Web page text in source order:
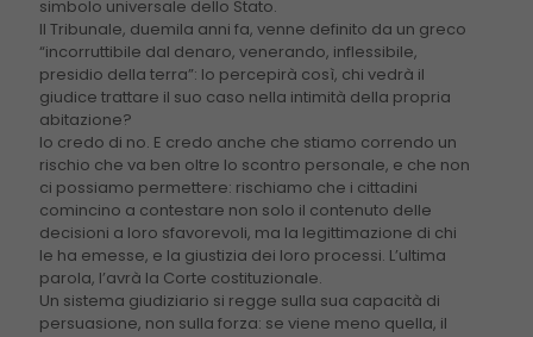
simbolo universale dello Stato.
Il Tribunale, duemila anni fa, venne definito da un greco
“incorruttibile dal denaro, venerando, inflessibile,
presidio della terra”: lo percepirà così, chi vedrà il
giudice trattare il suo caso nella intimità della propria
abitazione?
Io credo di no. E credo anche che stiamo correndo un
rischio che va ben oltre lo scontro personale, e che non
ci possiamo permettere: rischiamo che i cittadini
comincino a contestare non solo il contenuto delle
decisioni a loro sfavorevoli, ma la legittimazione di chi
le ha emesse, e la giustizia dei loro processi. L’ultima
parola, l’avrà la Corte costituzionale.
Un sistema giudiziario si regge sulla sua capacità di
persuasione, non sulla forza: se viene meno quella, il